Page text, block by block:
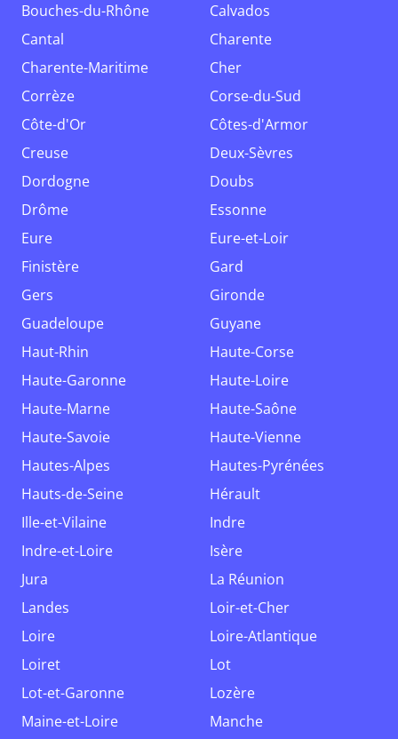
Bouches-du-Rhône
Calvados
Cantal
Charente
Charente-Maritime
Cher
Corrèze
Corse-du-Sud
Côte-d'Or
Côtes-d'Armor
Creuse
Deux-Sèvres
Dordogne
Doubs
Drôme
Essonne
Eure
Eure-et-Loir
Finistère
Gard
Gers
Gironde
Guadeloupe
Guyane
Haut-Rhin
Haute-Corse
Haute-Garonne
Haute-Loire
Haute-Marne
Haute-Saône
Haute-Savoie
Haute-Vienne
Hautes-Alpes
Hautes-Pyrénées
Hauts-de-Seine
Hérault
Ille-et-Vilaine
Indre
Indre-et-Loire
Isère
Jura
La Réunion
Landes
Loir-et-Cher
Loire
Loire-Atlantique
Loiret
Lot
Lot-et-Garonne
Lozère
Maine-et-Loire
Manche